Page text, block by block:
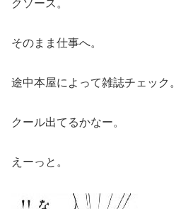
クソース。
そのまま仕事へ。
途中本屋によって雑誌チェック。
クール出てるかなー。
えーっと。